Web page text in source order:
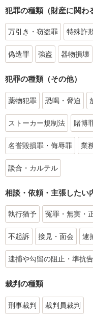
犯罪の種類（財産に関わ
万引き・窃盗罪 特殊詐
偽造罪 強盗 器物損壊
犯罪の種類（その他）
薬物犯罪 恐喝・脅迫
ストーカー規制法 賭博
名誉毀損罪・侮辱罪 業
談合・カルテル
相談・依頼・主張したい
執行猶予 冤罪・無実・
不起訴 接見・面会 逮
逮捕や勾留の阻止・準抗告
裁判の種類
刑事裁判 裁判員裁判